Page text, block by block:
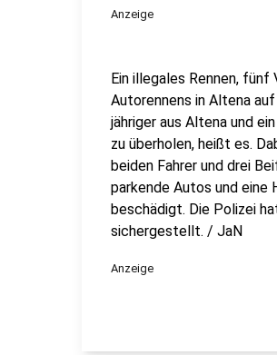
Anzeige
Ein illegales Rennen,
Autorennens in Altena
jähriger aus Altena und
zu überholen, heißt es.
beiden Fahrer und drei
parkende Autos und eine
beschädigt. Die Polizei
sichergestellt. / JaN
Anzeige